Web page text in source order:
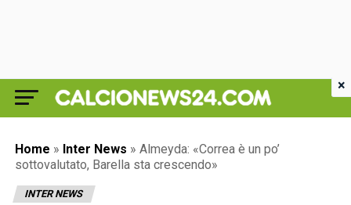
Home » Inter News » Almeyda: «Correa è un po’
sottovalutato, Barella sta crescendo»
INTER NEWS
×